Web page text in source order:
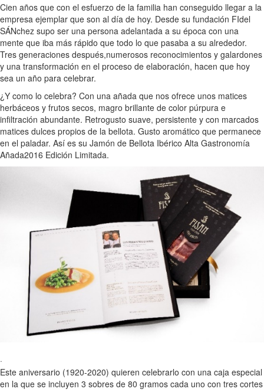
Cien años que con el esfuerzo de la familia han conseguido llegar a la
empresa ejemplar que son al día de hoy. Desde su fundación FIdel
SÁNchez supo ser una persona adelantada a su época con una
mente que iba más rápido que todo lo que pasaba a su alrededor.
Tres generaciones después,numerosos reconocimientos y galardones
y una transformación en el proceso de elaboración, hacen que hoy
sea un año para celebrar.
¿Y como lo celebra? Con una añada que nos ofrece unos matices
herbáceos y frutos secos, magro brillante de color púrpura e
infiltración abundante. Retrogusto suave, persistente y con marcados
matices dulces propios de la bellota. Gusto aromático que permanece
en el paladar. Así es su Jamón de Bellota Ibérico Alta Gastronomía
Añada2016 Edición Limitada.
·
Este aniversario (1920-2020) quieren celebrarlo con una caja especial
en la que se incluyen 3 sobres de 80 gramos cada uno con tres cortes